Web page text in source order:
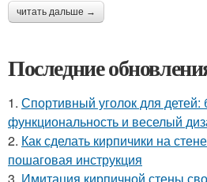
читать дальше →
Последние
1. Спортивный уголок для детей:
функциональность и веселый
2. Как сделать кирпичики на
пошаговая инструкция
3. Имитация кирпичной стены